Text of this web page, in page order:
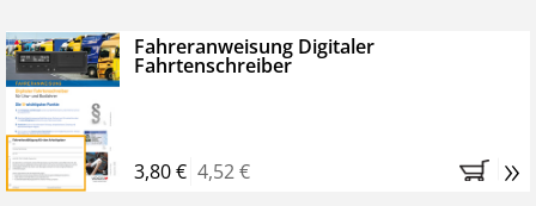
Fahreranweisung Digitaler
Fahrtenschreiber
3,80 € 4,52 € »